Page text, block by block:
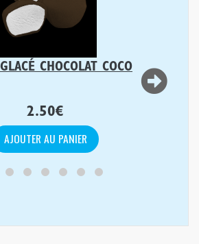
CHOCOLAT COCO
2.50€
AJOUTER AU PANIER